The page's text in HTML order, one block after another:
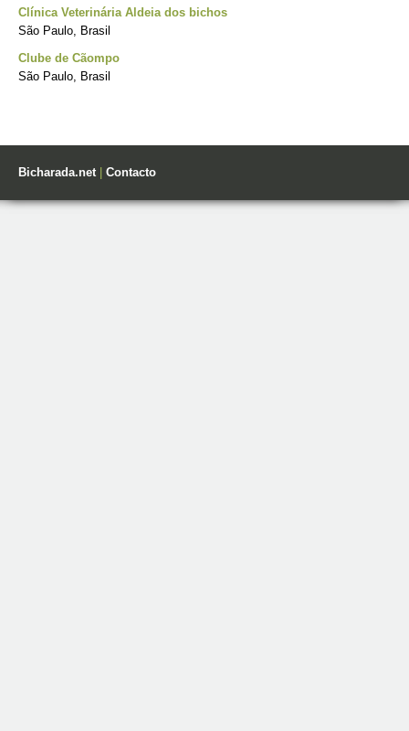
Clínica Veterinária Aldeia dos bichos
São Paulo, Brasil
Clube de Cãompo
São Paulo, Brasil
Bicharada.net| Contacto